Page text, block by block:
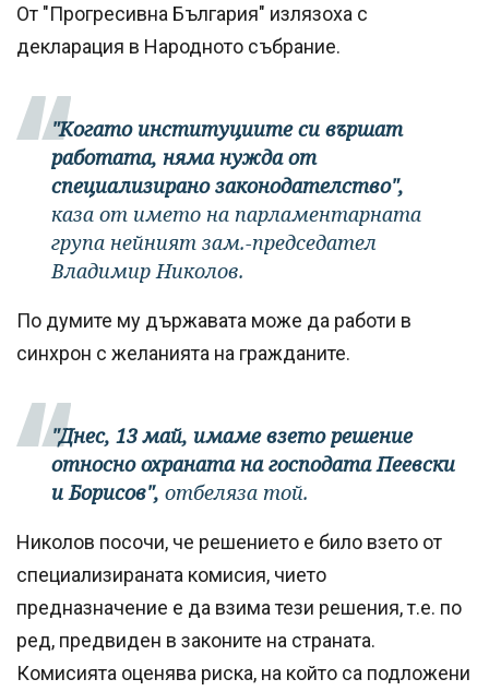
От "Прогресивна България" излязоха с
декларация в Народното събрание.
"Когато институциите си вършат
работата, няма нужда от
специализирано законодателство",
каза от името на парламентарната
група нейният зам.-председател
Владимир Николов.
По думите му държавата може да работи в
синхрон с желанията на гражданите.
"Днес, 13 май, имаме взето решение
относно охраната на господата Пеевски
и Борисов", отбеляза той.
Николов посочи, че решението е било взето от
специализираната комисия, чието
предназначение е да взима тези решения, т.е. по
ред, предвиден в законите на страната.
Комисията оценява риска, на който са подложени